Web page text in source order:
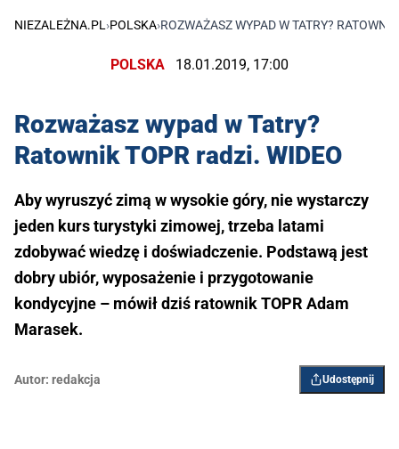
NIEZALEŻNA.PL ›POLSKA›ROZWAŻASZ WYPAD W TATRY?
POLSKA 18.01.2019, 17:00
Rozważasz wypad w Tatry?
Ratownik TOPR radzi. WIDEO
Aby wyruszyć zimą w wysokie góry, nie wystarczy
jeden kurs turystyki zimowej, trzeba latami
zdobywać wiedzę i doświadczenie. Podstawą jest
dobry ubiór, wyposażenie i przygotowanie
kondycyjne – mówił dziś ratownik TOPR Adam
Marasek.
Autor: redakcja Udostępnij